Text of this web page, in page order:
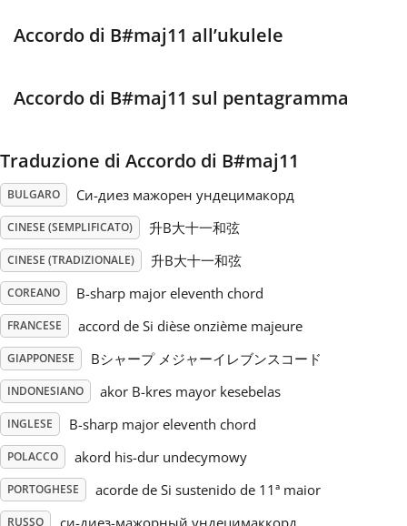
Polski
Português
Русский
Tiếng Việt
Türkçe
Українська
繁體中文
Accordo di B#maj11 all’ukulele
Accordo di B#maj11 sul pentagramma
Traduzione di Accordo di B#maj11
BULGARO Си-диез мажорен ундецимакорд
CINESE (SEMPLIFICATO) 升B大十一和弦
CINESE (TRADIZIONALE) 升B大十一和弦
COREANO B-sharp major eleventh chord
FRANCESE accord de Si dièse onzième majeure
GIAPPONESE Bシャープ メジャーイレブンスコード
INDONESIANO akor B-kres mayor kesebelas
INGLESE B-sharp major eleventh chord
POLACCO akord his-dur undecymowy
PORTOGHESE acorde de Si sustenido de 11ª maior
RUSSO